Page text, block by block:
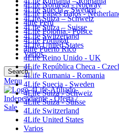
4Life Suecia – Sweden
4Life Suiza – Schweiz
4Life Suiza – Suisse
4Life Switzerland
4Life United States
Varios
Search
Menu
4Life Noruega - Norway
4Life Paises Bajos -
4life Perú
4Life Polonia - Polsce
4Life Portugal
4life Puerto Rico
4Life Reino Unido - UK
4Life República Checa -
4Life Rumania - Romania
4Life Suecia - Sweden
4Life Suiza - Schweiz
4Life Suiza - Suisse
4Life Switzerland
4Life United States
Varios